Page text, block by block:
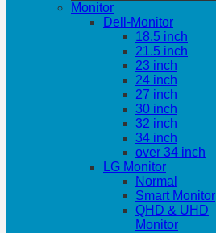
Monitor
Dell-Monitor
18.5 inch
21.5 inch
23 inch
24 inch
27 inch
30 inch
32 inch
34 inch
over 34 inch
LG Monitor
Normal
Smart Monitor
QHD & UHD
Monitor